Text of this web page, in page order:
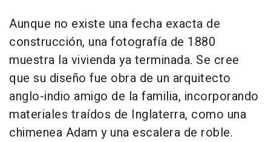
Aunque no existe una fecha exacta de
construcción, una fotografía de 1880
muestra la vivienda ya terminada. Se cree
que su diseño fue obra de un arquitecto
anglo-indio amigo de la familia, incorporando
materiales traídos de Inglaterra, como una
chimenea Adam y una escalera de roble.